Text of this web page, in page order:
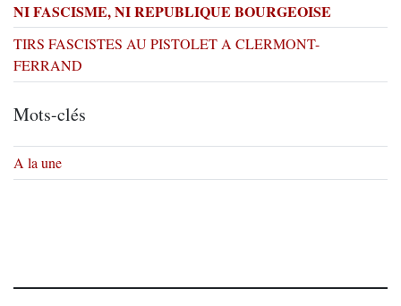
NI FASCISME, NI REPUBLIQUE BOURGEOISE
TIRS FASCISTES AU PISTOLET A CLERMONT-
FERRAND
Mots-clés
A la une